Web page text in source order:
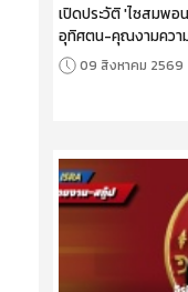
เปิดประวัติ 'ไซสมพอ
อุทิศตน-คุณงามควา
09 สิงหาคม 2569